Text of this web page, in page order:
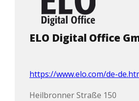
ELO Digital Office
https://www.elo.com/de-
Heilbronner Straße 150